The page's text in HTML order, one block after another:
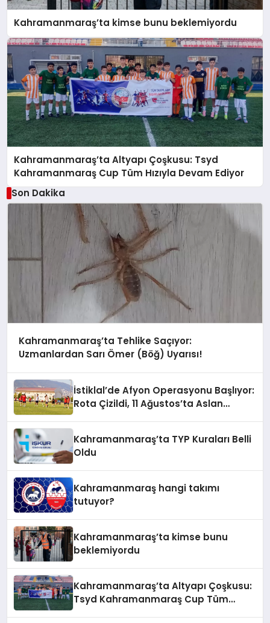
Kahramanmaraş’ta kimse bunu beklemiyordu
Kahramanmaraş’ta Altyapı Çoşkusu: Tsyd
Kahramanmaraş Cup Tüm Hızıyla Devam Ediyor
Son Dakika
Kahramanmaraş’ta Tehlike Saçıyor:
Uzmanlardan Sarı Ömer (Böğ) Uyarısı!
İstiklal’de Afyon Operasyonu Başlıyor:
Rota Çizildi, 11 Ağustos’ta Aslan
Kahramanmaraş’ta TYP Kuraları Belli
Oldu
Kahramanmaraş hangi takımı
tutuyor?
Kahramanmaraş’ta kimse bunu
beklemiyordu
Kahramanmaraş’ta Altyapı Çoşkusu:
Tsyd Kahramanmaraş Cup Tüm